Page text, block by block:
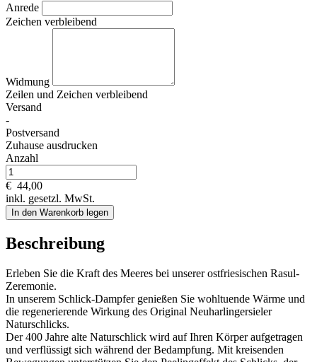
Anrede
Zeichen verbleibend
Widmung
Zeilen und Zeichen verbleibend
Versand
-
Postversand
Zuhause ausdrucken
Anzahl
€ 44,00
inkl. gesetzl. MwSt.
In den Warenkorb legen
Beschreibung
Erleben Sie die Kraft des Meeres bei unserer ostfriesischen Rasul-
Zeremonie.
In unserem Schlick-Dampfer genießen Sie wohltuende Wärme und
die regenerierende Wirkung des Original Neuharlingersieler
Naturschlicks.
Der 400 Jahre alte Naturschlick wird auf Ihren Körper aufgetragen
und verflüssigt sich während der Bedampfung. Mit kreisenden